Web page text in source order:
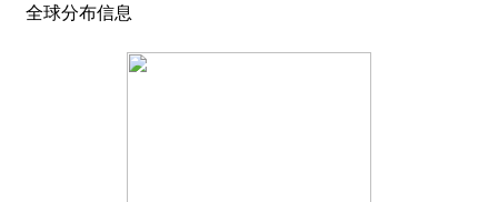
全球分布信息